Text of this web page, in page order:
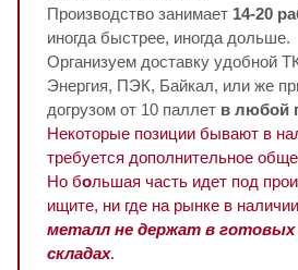
Производство занимает 14-20
иногда быстрее, иногда дольше.
Организуем доставку удобной
Энергия, ПЭК, Байкал, или же
догрузом от 10 паллет в любой
Некоторые позиции бывают в
требуется дополнительное
Но большая часть идет под
ищите, ни где на рынке в
металл не держат в готовых
складах.